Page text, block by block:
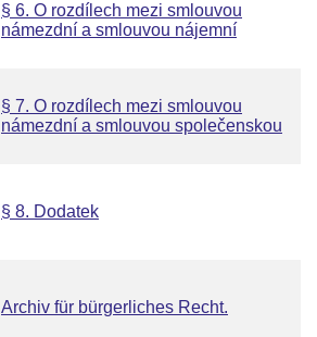
§ 6. O rozdílech mezi smlouvou
námezdní a smlouvou nájemní
§ 7. O rozdílech mezi smlouvou
námezdní a smlouvou společenskou
§ 8. Dodatek
Archiv für bürgerliches Recht.